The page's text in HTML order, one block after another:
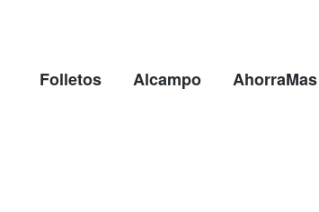
Folletos Alcampo AhorraMas